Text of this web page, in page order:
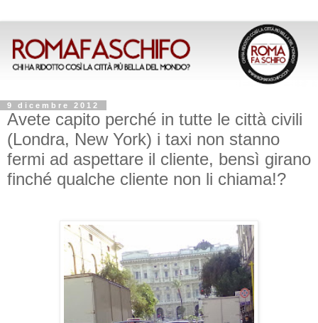
9 dicembre 2012
Avete capito perché in tutte le città civili
(Londra, New York) i taxi non stanno
fermi ad aspettare il cliente, bensì girano
finché qualche cliente non li chiama!?